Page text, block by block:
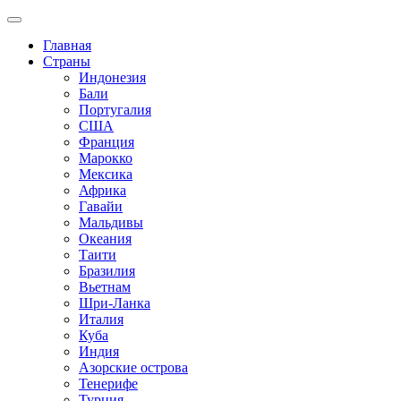
Главная
Страны
Индонезия
Бали
Португалия
США
Франция
Марокко
Мексика
Африка
Гавайи
Мальдивы
Океания
Таити
Бразилия
Вьетнам
Шри-Ланка
Италия
Куба
Индия
Азорские острова
Тенерифе